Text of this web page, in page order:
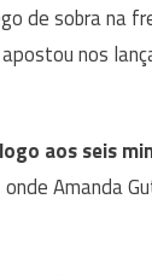
de sobra na
nos
logo aos seis
Amanda